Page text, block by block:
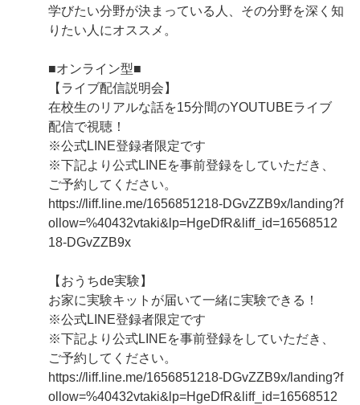
学びたい分野が決まっている人、その分野を深く知
りたい人にオススメ。
■オンライン型■
【ライブ配信説明会】
在校生のリアルな話を15分間のYOUTUBEライブ
配信で視聴！
※公式LINE登録者限定です
※下記より公式LINEを事前登録をしていただき、
ご予約してください。
https://liff.line.me/1656851218-DGvZZB9x/landing?f
ollow=%40432vtaki&lp=HgeDfR&liff_id=16568512
18-DGvZZB9x
【おうちde実験】
お家に実験キットが届いて一緒に実験できる！
※公式LINE登録者限定です
※下記より公式LINEを事前登録をしていただき、
ご予約してください。
https://liff.line.me/1656851218-DGvZZB9x/landing?f
ollow=%40432vtaki&lp=HgeDfR&liff_id=16568512